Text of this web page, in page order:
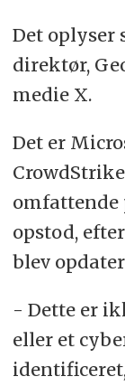
Det oplyser
direktør,
medie X.
Det er
omfattende
opstod,
blev
- Dette er
eller et